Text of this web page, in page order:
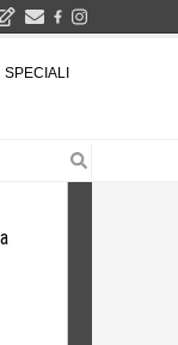
SPECIALI